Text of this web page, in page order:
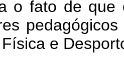
o fato de que
e